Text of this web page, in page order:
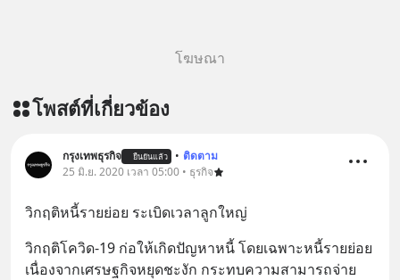
โฆษณา
โพสต์ที่เกี่ยวข้อง
กรุงเทพธุรกิจ ยืนยันแล้ว • ติดตาม
25 มิ.ย. 2020 เวลา 05:00 • ธุรกิจ
วิกฤติหนี้รายย่อย ระเบิดเวลาลูกใหญ่
วิกฤติโควิด-19 ก่อให้เกิดปัญหาหนี้ โดยเฉพาะหนี้รายย่อย
เนื่องจากเศรษฐกิจหยุดชะงัก กระทบความสามารถจ่าย